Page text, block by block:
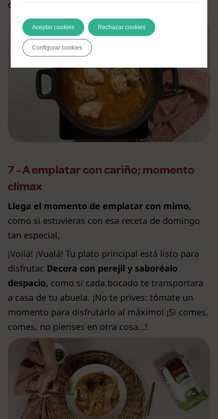
disfrutar!
7 - A emplatar con cariño; momento
climax
Llega el momento de emplatar con mimo,
como si estuvieras con esa receta de domingo
tan especial,
¡Voilá! ¡Vualá! Tu plato principal está listo para
disfrutar. Decora con perejil y saboréalo
despacio, como si cada bocado te transportara
a casa de tu abuela. ¡No te prives: tómate un
momento para disfrutarlo al máximo! ¡Si comes,
comes, no pienses en otra cosa…!
Aceptar cookies Rechazar cookies
Configurar cookies